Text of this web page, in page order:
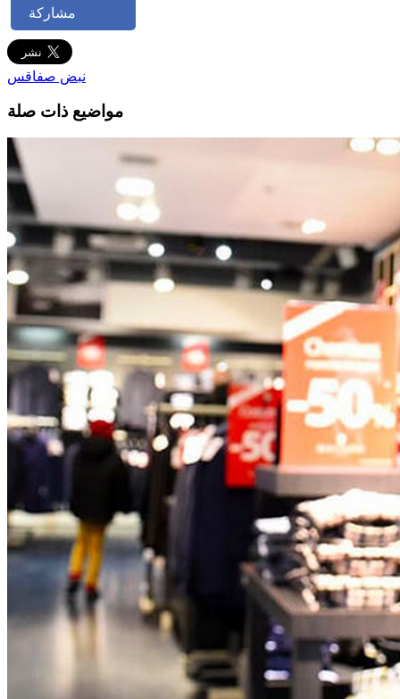
مشاركة
نبض صفاقس
مواضيع ذات صلة